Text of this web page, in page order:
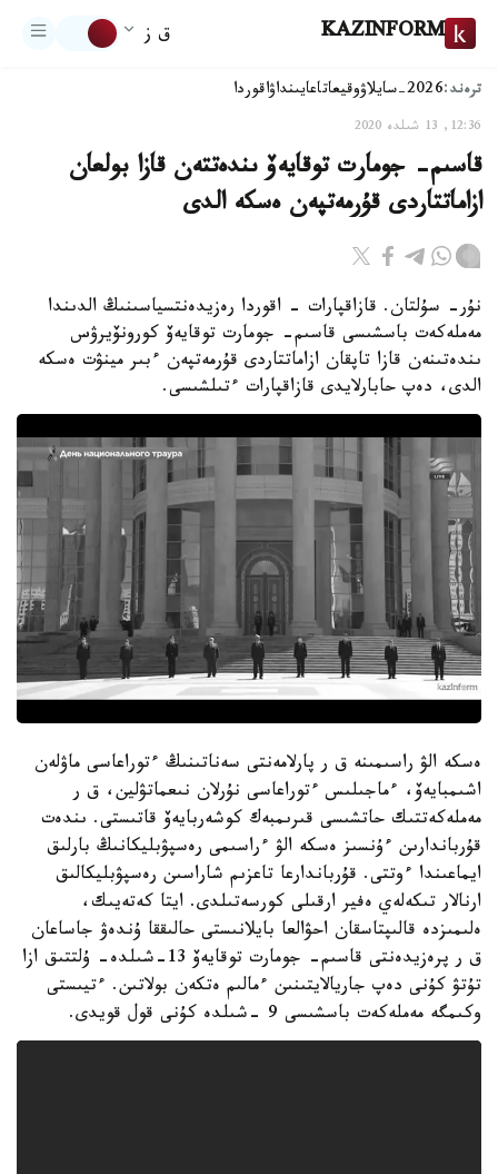
KAZINFORM ق ز
ترەند:2026-سايلاۋ وقيعاتاعايىنداۋاقوردا
12:36, 13 شىلدە 2020
قاسىم- جومارت توقايەۆ ىندەتتەن قازا بولعان
ازاماتتاردى قۇرمەتپەن ەسكە الدى
نۇر- سۇلتان. قازاقپارات - اقوردا رەزيدەنتسياسىنىڭ الدىندا
مەملەكەت باسشىسى قاسىم- جومارت توقايەۆ كورونۆيرۋس
ىندەتىنەن قازا تاپقان ازاماتتاردى قۇرمەتپەن ءبىر مينۋت ەسكە
الدى، دەپ حابارلايدى قازاقپارات ءتىلشىسى.
ەسكە الۋ راسىمىنە ق ر پارلامەنتى سەناتىنىڭ ءتوراعاسى ماۋلەن
اشىمبايەۆ، ءماجىلىس ءتوراعاسى نۇرلان نىعماتۋلين، ق ر
مەملەكەتتىك حاتشىسى قىرىمبەك كوشەربايەۆ قاتىستى. ىندەت
قۇرباندارىن ءۇنسىز ەسكە الۋ ءراسىمى رەسپۋبليكانىڭ بارلىق
ايماعىندا ءوتتى. قۇرباندارعا تاعزىم شاراسىن رەسپۋبليكالىق
ارنالار تىكەلەي ەفير ارقىلى كورسەتىلدى. ايتا كەتەيىك،
ەلىمىزدە قالىپتاسقان احۋالعا بايلانىستى حالىققا ۇندەۋ جاساعان
ق ر پرەزيدەنتى قاسىم- جومارت توقايەۆ 13-شىلدە- ۇلتتىق ازا
تۇتۋ كۇنى دەپ جاريالايتىنىن ءمالىم ەتكەن بولاتىن. ءتيىستى
وكىمگە مەملەكەت باسشىسى 9 -شىلدە كۇنى قول قويدى.